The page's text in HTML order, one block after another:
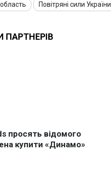
Повітряні сили України